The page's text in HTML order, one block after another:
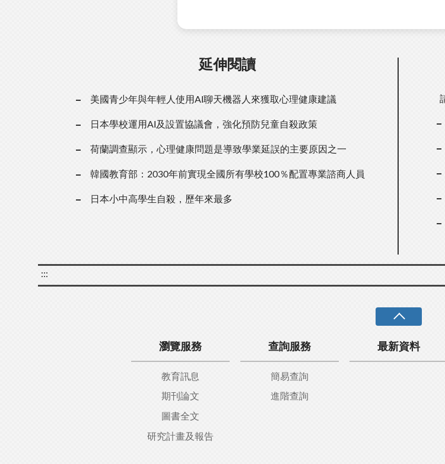
延伸閱讀
美國青少年與年輕人使用AI聊天機器人來獲取心理健康建議
日本學校運用AI及設置協議會，強化預防兒童自殺政策
荷蘭調查顯示，心理健康問題是導致學業延誤的主要原因之一
韓國教育部：2030年前實現全國所有學校100％配置專業諮商人員
日本小中高學生自殺，歷年來最多
:::
瀏覽服務
教育訊息
期刊論文
圖書全文
研究計畫及報告
查詢服務
簡易查詢
進階查詢
最新資料